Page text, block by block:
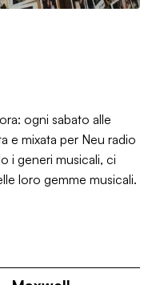
ogni sabato alle
e mixata per Neu radio
i generi musicali, ci
loro gemme musicali.